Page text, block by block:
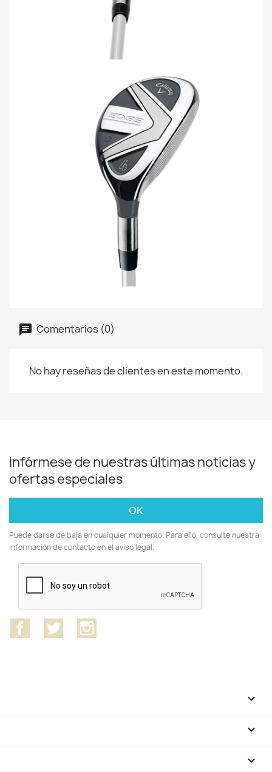
Comentarios (0)
No hay reseñas de clientes en este momento.
Infórmese de nuestras últimas noticias y
ofertas especiales
Puede darse de baja en cualquier momento. Para ello, consulte nuestra
información de contacto en el aviso legal.
FacebookTwitter


